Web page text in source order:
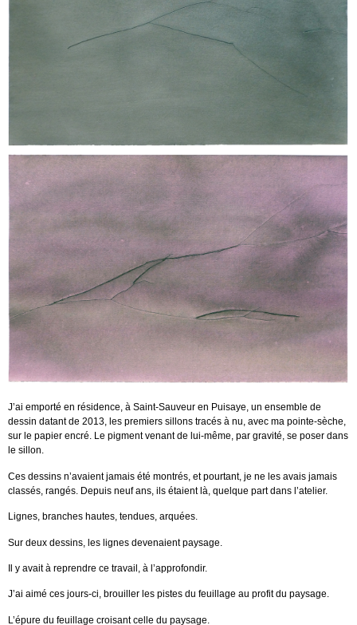
J’ai emporté en résidence, à Saint-Sauveur en Puisaye, un ensemble de
dessin datant de 2013, les premiers sillons tracés à nu, avec ma pointe-sèche,
sur le papier encré. Le pigment venant de lui-même, par gravité, se poser dans
le sillon.
Ces dessins n’avaient jamais été montrés, et pourtant, je ne les avais jamais
classés, rangés. Depuis neuf ans, ils étaient là, quelque part dans l’atelier.
Lignes, branches hautes, tendues, arquées.
Sur deux dessins, les lignes devenaient paysage.
Il y avait à reprendre ce travail, à l’approfondir.
J’ai aimé ces jours-ci, brouiller les pistes du feuillage au profit du paysage.
L’épure du feuillage croisant celle du paysage.